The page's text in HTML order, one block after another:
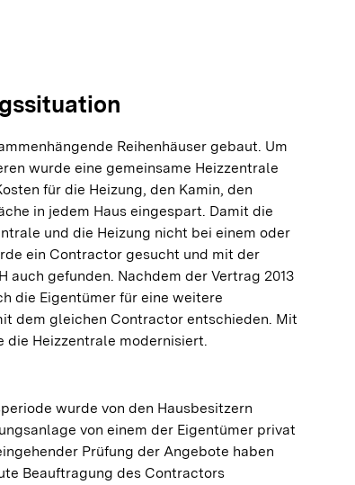
Reihenhäuser gebaut. Um
wurde eine gemeinsame Heizzentrale
für die Heizung, den Kamin, den
in jedem Haus eingespart. Damit die
und die Heizung nicht bei einem oder
ein Contractor gesucht und mit der
auch gefunden. Nachdem der Vertrag 2013
die Eigentümer für eine weitere
dem gleichen Contractor entschieden. Mit
Heizzentrale modernisiert.
wurde von den Hausbesitzern
von einem der Eigentümer privat
Prüfung der Angebote haben
Beauftragung des Contractors